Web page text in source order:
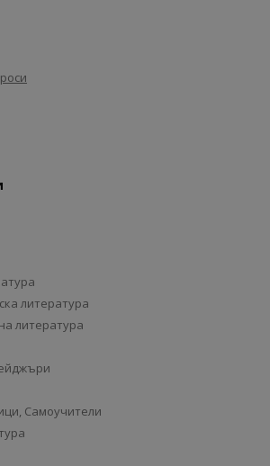
литература
литература
Самоучители